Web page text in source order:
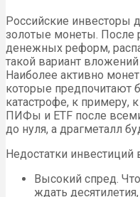
Российские инвесторы
золотые монеты. После
денежных реформ,
такой вариант
Наиболее активно
которые предпочитают
катастрофе, к примеру,
ПИФы и ETF после
до нуля, а драгметалл
Недостатки инвестиций
Высокий спред.
ждать